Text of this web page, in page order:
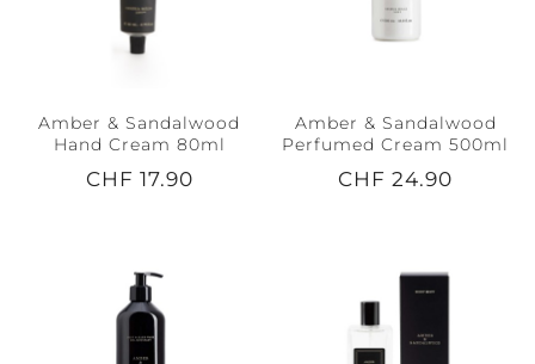
Amber & Sandalwood
Hand Cream 80ml
CHF 17.90
Amber & Sandalwood
Perfumed Cream 500ml
CHF 24.90